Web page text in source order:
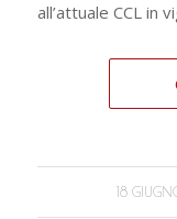
all’attuale CCL in
18 /